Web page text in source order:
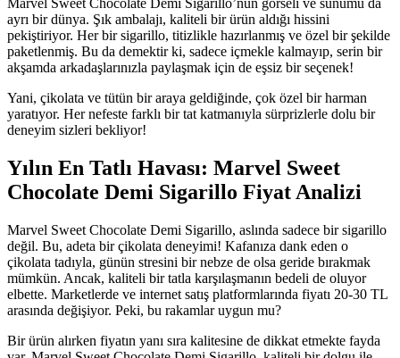
Marvel Sweet Chocolate Demi Sigarillo’nun görseli ve sunumu da
ayrı bir dünya. Şık ambalajı, kaliteli bir ürün aldığı hissini
pekiştiriyor. Her bir sigarillo, titizlikle hazırlanmış ve özel bir şekilde
paketlenmiş. Bu da demektir ki, sadece içmekle kalmayıp, serin bir
akşamda arkadaşlarınızla paylaşmak için de eşsiz bir seçenek!
Yani, çikolata ve tütün bir araya geldiğinde, çok özel bir harman
yaratıyor. Her nefeste farklı bir tat katmanıyla sürprizlerle dolu bir
deneyim sizleri bekliyor!
Yılın En Tatlı Havası: Marvel Sweet
Chocolate Demi Sigarillo Fiyat Analizi
Marvel Sweet Chocolate Demi Sigarillo, aslında sadece bir sigarillo
değil. Bu, adeta bir çikolata deneyimi! Kafanıza dank eden o
çikolata tadıyla, günün stresini bir nebze de olsa geride bırakmak
mümkün. Ancak, kaliteli bir tatla karşılaşmanın bedeli de oluyor
elbette. Marketlerde ve internet satış platformlarında fiyatı 20-30 TL
arasında değişiyor. Peki, bu rakamlar uygun mu?
Bir ürün alırken fiyatın yanı sıra kalitesine de dikkat etmekte fayda